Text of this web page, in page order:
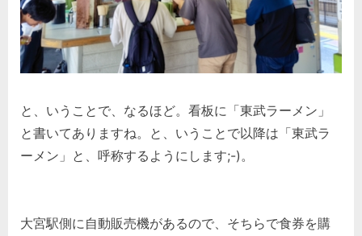
と、いうことで、なるほど。看板に「東武ラーメン」
と書いてありますね。と、いうことで以降は「東武ラ
ーメン」と、呼称するようにします;-)。
大宮駅側に自動販売機があるので、そちらで食券を購